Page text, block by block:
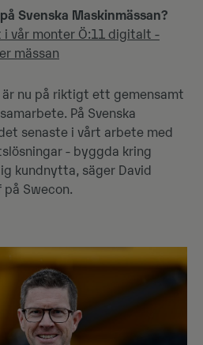
Svenska Maskinmässan?
i vår monter Ö:11 digitalt -
mässan
är nu på riktigt ett gemensamt
På Svenska
senaste i vårt arbete med
- byggda kring
kundnytta, säger David
Swecon.